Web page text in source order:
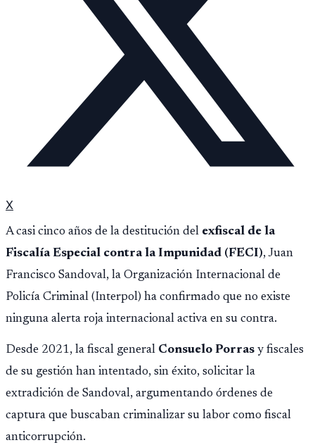
X
A casi cinco años de la destitución del exfiscal de la
Fiscalía Especial contra la Impunidad (FECI), Juan
Francisco Sandoval, la Organización Internacional de
Policía Criminal (Interpol) ha confirmado que no existe
ninguna alerta roja internacional activa en su contra.
Desde 2021, la fiscal general Consuelo Porras y fiscales
de su gestión han intentado, sin éxito, solicitar la
extradición de Sandoval, argumentando órdenes de
captura que buscaban criminalizar su labor como fiscal
anticorrupción.